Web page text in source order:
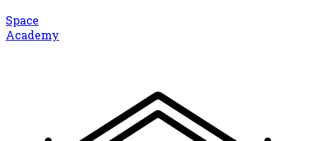
Space
Academy